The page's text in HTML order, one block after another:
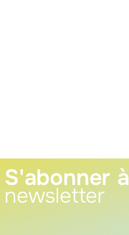
S'abonner à
newsletter